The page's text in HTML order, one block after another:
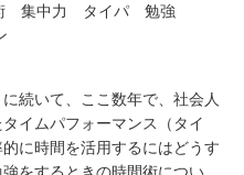
続いて、ここ数年で、社会人
イムパフォーマンス（タイ
に時間を活用するにはどうす